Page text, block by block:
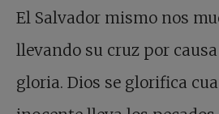
El Salvador mismo nos
llevando su cruz por
gloria. Dios se glorifica